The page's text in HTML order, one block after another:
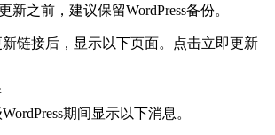
新之前，建议保留WordPress备份。
链接后，显示以下页面。点击立即更新
期间显示以下消息。